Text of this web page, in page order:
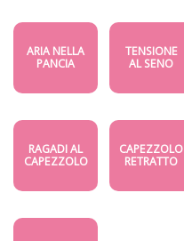
ARIA NELLA
PANCIA
TENSIONE
AL SENO
RAGADI AL
CAPEZZOLO
CAPEZZOLO
RETRATTO